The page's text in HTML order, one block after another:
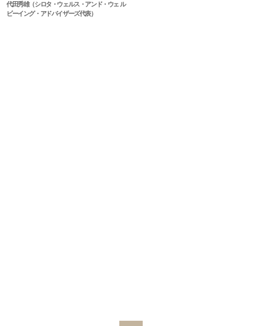
代田秀雄（シロタ・ウェルス・アンド・ウェ ル
ビーイング・アドバイザーズ代表）